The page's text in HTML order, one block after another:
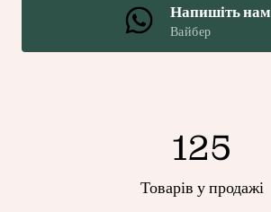
Напишіть нам
Вайбер
125
Товарів у продажі